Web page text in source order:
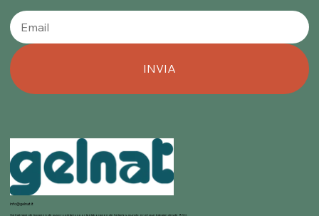
INVIA
info@gelnat.it
Gelnat nace de la pasión de sus propietarios por la elaboración de helados, mundo en el que trabajan desde 1950.